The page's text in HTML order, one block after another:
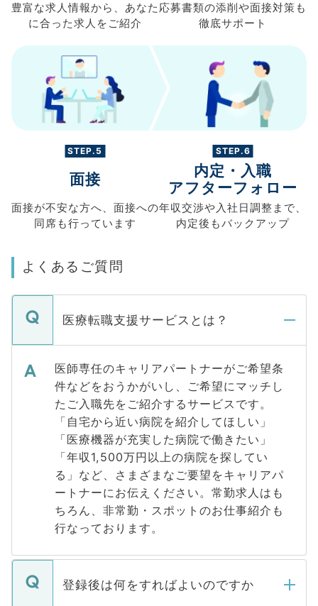
豊富な求人情報から、 あなた
に合った求人を ご紹介
応募書類の添削や面接対策も
徹底サポート
STEP.5
面接
面接が不安な方へ、 面接への
同席も行っています
STEP.6
内定・入職
アフターフォロー
年収交渉や入社日調整まで、
内定後もバックアップ
よくあるご質問
医療転職支援サービスとは？
医師専任のキャリアパートナーがご希望条
件などをおうかがいし、ご希望にマッチし
たご入職先をご紹介するサービスです。
「自宅から近い病院を紹介してほしい」
「医療機器が充実した病院で働きたい」
「年収1,500万円以上の病院を探してい
る」など、さまざまなご要望をキャリアパ
ートナーにお伝えください。常勤求人はも
ちろん、非常勤・スポットのお仕事紹介も
行なっております。
登録後は何をすればよいのですか